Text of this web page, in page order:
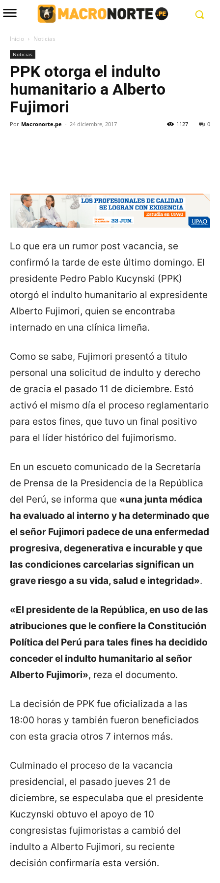
Inicio Noticias
Noticias
PPK otorga el indulto
humanitario a Alberto
Fujimori
Por Macronorte.pe - 24 diciembre, 2017 0
1127
Lo que era un rumor post vacancia, se
confirmó la tarde de este último domingo. El
presidente Pedro Pablo Kucynski (PPK)
otorgó el indulto humanitario al expresidente
Alberto Fujimori, quien se encontraba
internado en una clínica limeña.
Como se sabe, Fujimori presentó a titulo
personal una solicitud de indulto y derecho
de gracia el pasado 11 de diciembre. Estó
activó el mismo día el proceso reglamentario
para estos fines, que tuvo un final positivo
para el líder histórico del fujimorismo.
En un escueto comunicado de la Secretaría
de Prensa de la Presidencia de la República
del Perú, se informa que «una junta médica
ha evaluado al interno y ha determinado que
el señor Fujimori padece de una enfermedad
progresiva, degenerativa e incurable y que
las condiciones carcelarias significan un
grave riesgo a su vida, salud e integridad».
«El presidente de la República, en uso de las
atribuciones que le confiere la Constitución
Política del Perú para tales fines ha decidido
conceder el indulto humanitario al señor
Alberto Fujimori», reza el documento.
La decisión de PPK fue oficializada a las
18:00 horas y también fueron beneficiados
con esta gracia otros 7 internos más.
Culminado el proceso de la vacancia
presidencial, el pasado jueves 21 de
diciembre, se especulaba que el presidente
Kuczynski obtuvo el apoyo de 10
congresistas fujimoristas a cambió del
indulto a Alberto Fujimori, su reciente
decisión confirmaría esta versión.